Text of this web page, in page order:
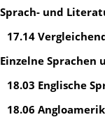
und
17.14
18.03 Englische
18.06